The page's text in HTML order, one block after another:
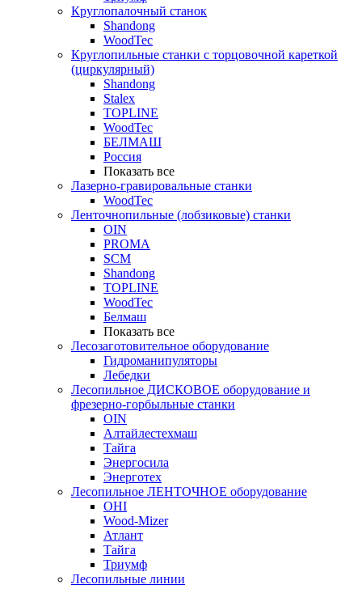
Круглопалочный станок
Shandong
WoodTec
Круглопильные станки с торцовочной кареткой
(циркулярный)
Shandong
Stalex
TOPLINE
WoodTec
БЕЛМАШ
Россия
Показать все
Лазерно-гравировальные станки
WoodTec
Ленточнопильные (лобзиковые) станки
OIN
PROMA
SCM
Shandong
TOPLINE
WoodTec
Белмаш
Показать все
Лесозаготовительное оборудование
Гидроманипуляторы
Лебедки
Лесопильное ДИСКОВОЕ оборудование и
фрезерно-горбыльные станки
OIN
Алтайлестехмаш
Тайга
Энергосила
Энерготех
Лесопильное ЛЕНТОЧНОЕ оборудование
OHI
Wood-Mizer
Атлант
Тайга
Триумф
Лесопильные линии